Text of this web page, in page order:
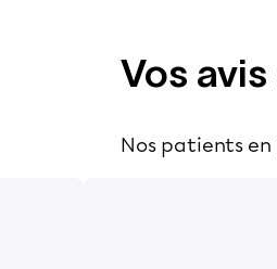
Vos
Nos patients en